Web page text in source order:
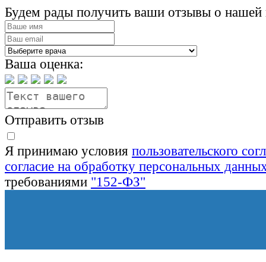
Будем рады получить ваши отзывы о нашей
Ваша оценка:
Отправить отзыв
Я принимаю условия пользовательского
согласие на обработку персональных
требованиями "152-ФЗ"